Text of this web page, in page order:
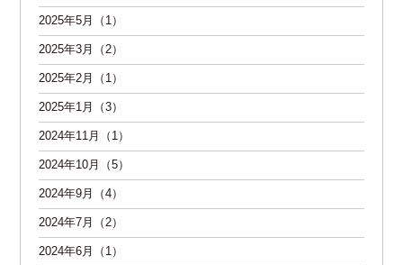
2025年5月（1）
2025年3月（2）
2025年2月（1）
2025年1月（3）
2024年11月（1）
2024年10月（5）
2024年9月（4）
2024年7月（2）
2024年6月（1）